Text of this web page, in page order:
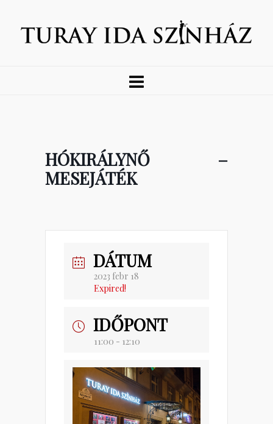
HÓKIRÁLYNŐ –
MESEJÁTÉK
DÁTUM
2023 febr 18
Expired!
IDŐPONT
11:00 - 12:10